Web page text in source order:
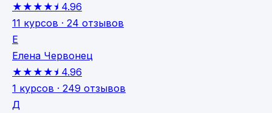
★★★★⯨ 4.96
11 курсов · 24 отзывов
Е
Елена Червонец
★★★★⯨ 4.96
1 курсов · 249 отзывов
Д